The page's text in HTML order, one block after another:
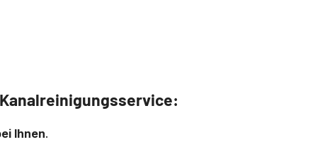
Ihnen.